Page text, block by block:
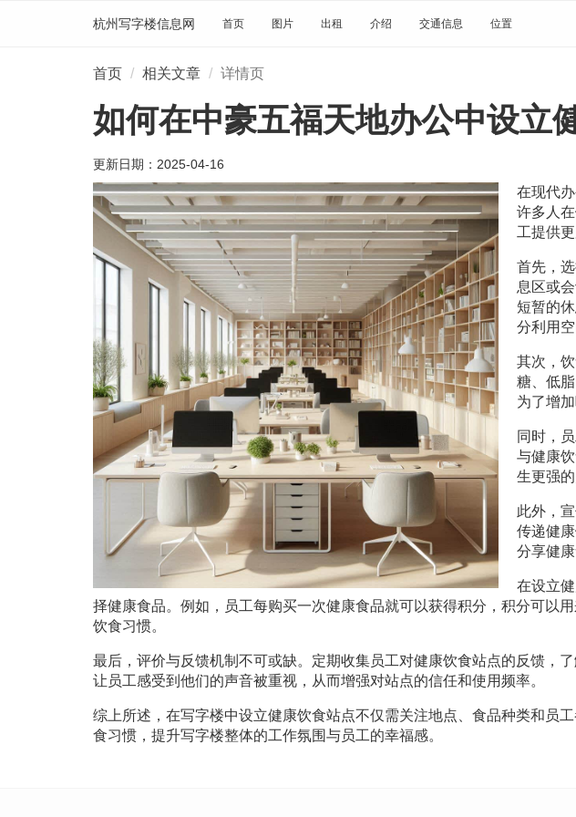
杭州写字楼信息网 首页 图片 出租 介绍 交通信息 位置
首页 相关文章 详情页
如何在中豪五福天地办公中设立
更新日期： 2025-04-16
在现代
许多人
工提供
首先，
息区或
短暂的
分利用
其次，
糖、低
为了增
同时，
与健康
生更强
此外，
传递健
分享健
在设立
择健康食品。例如，员工每购买一次健康食品就可以获得积分，积分可以
饮食习惯。
最后，评价与反馈机制不可或缺。定期收集员工对健康饮食站点的反馈，
让员工感受到他们的声音被重视，从而增强对站点的信任和使用频率。
综上所述，在写字楼中设立健康饮食站点不仅需关注地点、食品种类和员
食习惯，提升写字楼整体的工作氛围与员工的幸福感。